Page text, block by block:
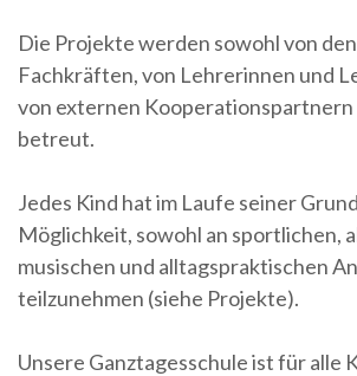
Die Projekte werden sowohl von
Fachkräften, von Lehrerinnen und
von externen
betreut.
Jedes Kind hat im Laufe seiner
Möglichkeit, sowohl an sportlichen,
musischen und alltagspraktischen
teilzunehmen (siehe Projekte).
Unsere Ganztagesschule ist für alle